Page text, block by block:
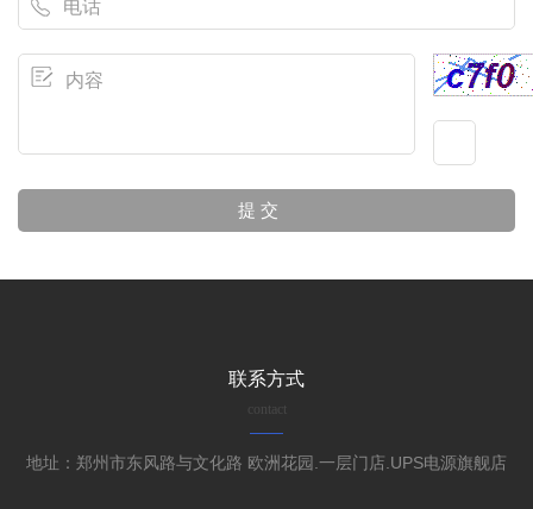
联系方式
contact
地址：郑州市东风路与文化路 欧洲花园.一层门店.UPS电源旗舰店